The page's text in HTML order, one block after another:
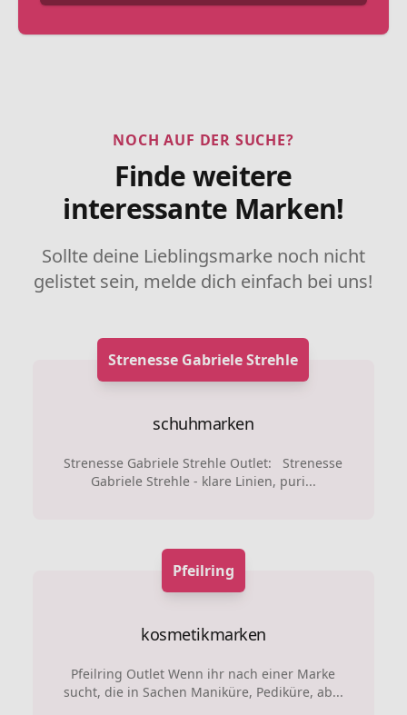
NOCH AUF DER SUCHE?
Finde weitere
interessante Marken!
Sollte deine Lieblingsmarke noch nicht
gelistet sein, melde dich einfach bei uns!
Strenesse Gabriele Strehle
schuhmarken
Strenesse Gabriele Strehle Outlet: Strenesse
Gabriele Strehle - klare Linien, puri...
Pfeilring
kosmetikmarken
Pfeilring Outlet Wenn ihr nach einer Marke
sucht, die in Sachen Maniküre, Pediküre, ab...